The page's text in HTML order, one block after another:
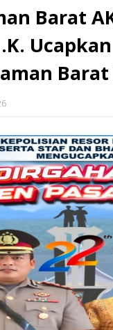
Barat
Barat